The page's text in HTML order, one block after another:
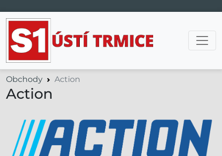
Hlavní navigace
Obchody Action
Action